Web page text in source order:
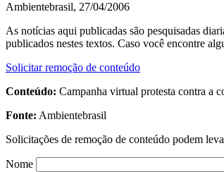
Ambientebrasil, 27/04/2006
As notícias aqui publicadas são pesquisadas
publicados nestes textos. Caso você encontre
Solicitar remoção de conteúdo
Conteúdo: Campanha virtual protesta contra a
Fonte: Ambientebrasil
Solicitações de remoção de conteúdo podem
Nome